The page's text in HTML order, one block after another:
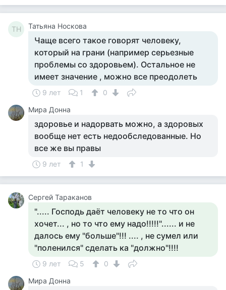
ТН Татьяна Носкова
Чаще всего такое говорят человеку,
который на грани (например серьезные
проблемы со здоровьем). Остальное не
имеет значение , можно все преодолеть
9 лет 1
0
Мира Донна
здоровье и надорвать можно, а здоровых
вообще нет есть недообследованные. Но
все же вы правы
9 лет 1
Сергей Тараканов
"..... Господь даёт человеку не то что он
хочет... , но то что ему надо!!!!!"...... и не
далось ему "больше"!!! .... , не сумел или
"поленился" сделать ка "должно"!!!!
9 лет 5
0
Мира Донна